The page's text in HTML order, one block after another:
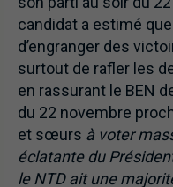
candidat a estimé
d’engranger des
surtout de rafler les
en rassurant le BEN
du 22 novembre
et sœurs à voter
éclatante du
le NTD ait une